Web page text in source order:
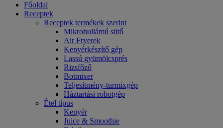
Főoldal
Receptek
Receptek termékek szerint
Mikrohullámú sütő
Air Fryerek
Kenyérkészítő gép
Lassú gyümölcsprés
Rizsfőző
Botmixer
Teljesítmény-turmixgép
Háztartási robotgép
Étel típus
Kenyér
Juice & Smoothie